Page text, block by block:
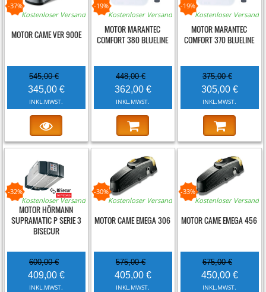
Kostenloser Versand
-37%
MOTOR CAME VER 900E
545,00 €
345,00 €
INKL.MWST.
Kostenloser Versand
-19%
MOTOR MARANTEC
COMFORT 380 BLUELINE
448,00 €
362,00 €
INKL.MWST.
Kostenloser Versand
-19%
MOTOR MARANTEC
COMFORT 370 BLUELINE
375,00 €
305,00 €
INKL.MWST.
Kostenloser Versand
-32%
MOTOR HÖRMANN
SUPRAMATIC P SERIE 3
BISECUR
600,00 €
409,00 €
INKL.MWST.
Kostenloser Versand
-30%
MOTOR CAME EMEGA 306
575,00 €
405,00 €
INKL.MWST.
Kostenloser Versand
-33%
MOTOR CAME EMEGA 456
675,00 €
450,00 €
INKL.MWST.